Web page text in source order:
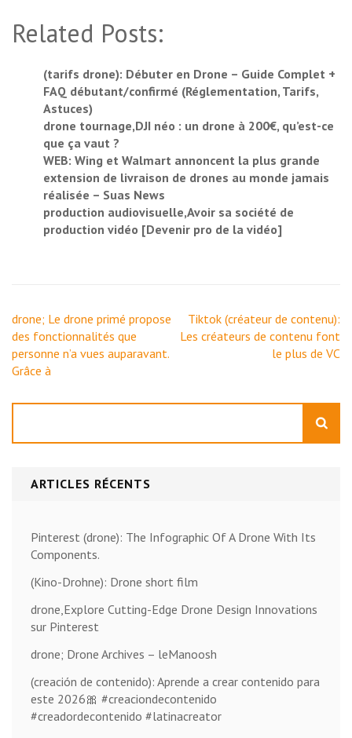
Related Posts:
(tarifs drone): Débuter en Drone – Guide Complet +
FAQ débutant/confirmé (Réglementation, Tarifs,
Astuces)
drone tournage,DJI néo : un drone à 200€, qu’est-ce
que ça vaut ?
WEB: Wing et Walmart annoncent la plus grande
extension de livraison de drones au monde jamais
réalisée – Suas News
production audiovisuelle,Avoir sa société de
production vidéo [Devenir pro de la vidéo]
Navigation
de
l’article
drone; Le drone primé propose
des fonctionnalités que
personne n’a vues auparavant.
Grâce à
Tiktok (créateur de contenu):
Les créateurs de contenu font
le plus de VC
ARTICLES RÉCENTS
Pinterest (drone): The Infographic Of A Drone With Its
Components.
(Kino-Drohne): Drone short film
drone,Explore Cutting-Edge Drone Design Innovations
sur Pinterest
drone; Drone Archives – leManoosh
(creación de contenido): Aprende a crear contenido para
este 2026🎀 #creaciondecontenido
#creadordecontenido #latinacreator